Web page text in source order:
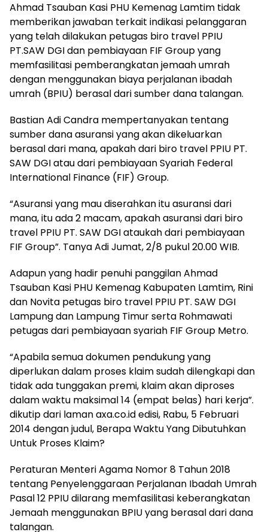
Ahmad Tsauban Kasi PHU Kemenag Lamtim tidak
memberikan jawaban terkait indikasi pelanggaran
yang telah dilakukan petugas biro travel PPIU
PT.SAW DGI dan pembiayaan FIF Group yang
memfasilitasi pemberangkatan jemaah umrah
dengan menggunakan biaya perjalanan ibadah
umrah (BPIU) berasal dari sumber dana talangan.
Bastian Adi Candra mempertanyakan tentang
sumber dana asuransi yang akan dikeluarkan
berasal dari mana, apakah dari biro travel PPIU PT.
SAW DGI atau dari pembiayaan Syariah Federal
International Finance (FIF) Group.
“Asuransi yang mau diserahkan itu asuransi dari
mana, itu ada 2 macam, apakah asuransi dari biro
travel PPIU PT. SAW DGI ataukah dari pembiayaan
FIF Group”. Tanya Adi Jumat, 2/8 pukul 20.00 WIB.
Adapun yang hadir penuhi panggilan Ahmad
Tsauban Kasi PHU Kemenag Kabupaten Lamtim, Rini
dan Novita petugas biro travel PPIU PT. SAW DGI
Lampung dan Lampung Timur serta Rohmawati
petugas dari pembiayaan syariah FIF Group Metro.
“Apabila semua dokumen pendukung yang
diperlukan dalam proses klaim sudah dilengkapi dan
tidak ada tunggakan premi, klaim akan diproses
dalam waktu maksimal 14 (empat belas) hari kerja”.
dikutip dari laman axa.co.id edisi, Rabu, 5 Februari
2014 dengan judul, Berapa Waktu Yang Dibutuhkan
Untuk Proses Klaim?
Peraturan Menteri Agama Nomor 8 Tahun 2018
tentang Penyelenggaraan Perjalanan Ibadah Umrah
Pasal 12 PPIU dilarang memfasilitasi keberangkatan
Jemaah menggunakan BPIU yang berasal dari dana
talangan.